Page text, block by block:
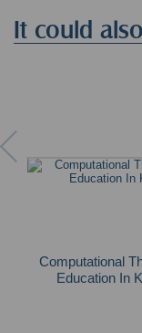
It could
Computational
Education In